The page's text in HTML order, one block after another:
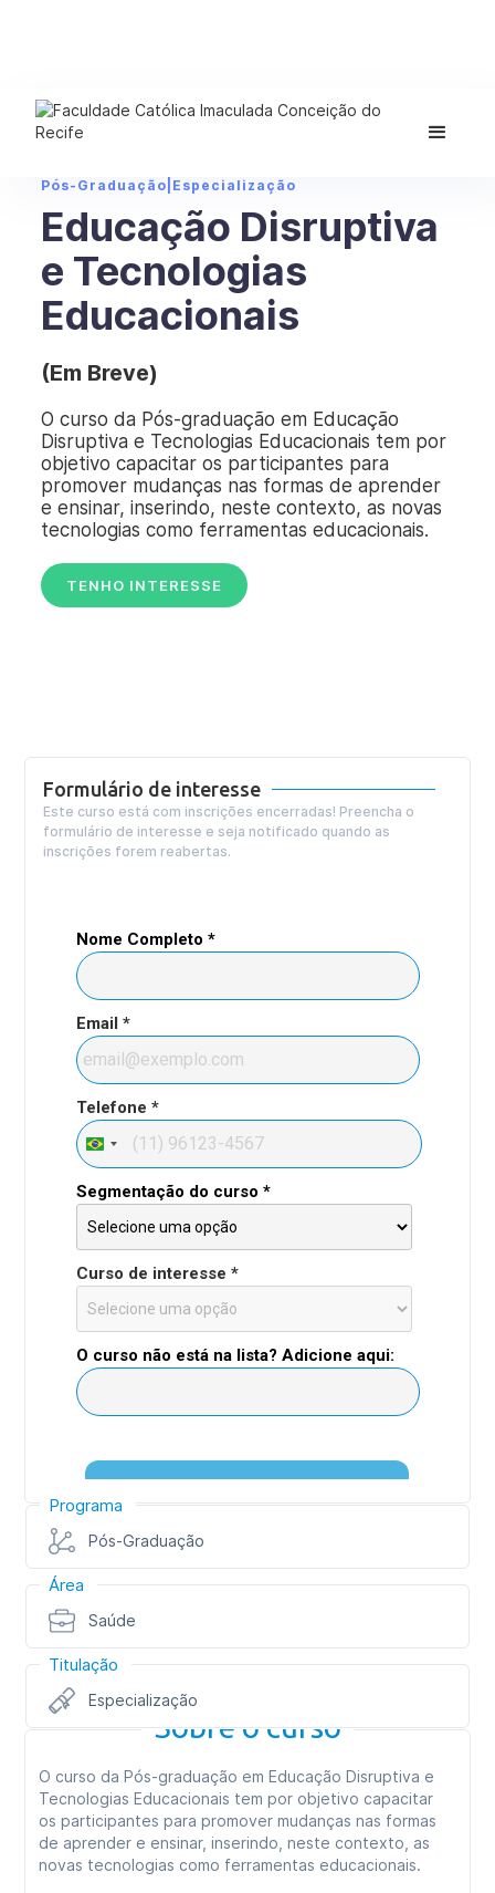
Pós-Graduação Especialização
Educação Disruptiva
e Tecnologias
Educacionais
(Em Breve)
O curso da Pós-graduação em Educação
Disruptiva e Tecnologias Educacionais tem por
objetivo capacitar os participantes para
promover mudanças nas formas de aprender
e ensinar, inserindo, neste contexto, as novas
tecnologias como ferramentas educacionais.
TENHO INTERESSE
Programa
Pós-Graduação
Área
Saúde
Titulação
Especialização
Sobre o curso
O curso da Pós-graduação em Educação Disruptiva e
Tecnologias Educacionais tem por objetivo capacitar
os participantes para promover mudanças nas formas
de aprender e ensinar, inserindo, neste contexto, as
novas tecnologias como ferramentas educacionais.
Formulário de interesse
Este curso está com inscrições encerradas! Preencha o
formulário de interesse e seja notificado quando as
inscrições forem reabertas.